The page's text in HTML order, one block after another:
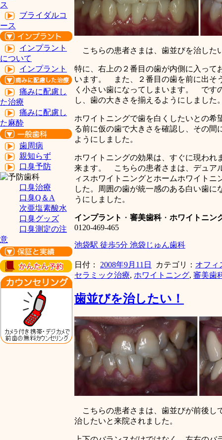
ス
ブライダルコ
ース
インプラント
について
インプラント
痛みに配慮し
た治療
痛みに配慮し
た麻酔
歯周病
親知らず
口臭予防
口臭治療
口臭Q＆A
次亜塩素酸水
口臭グッズ
口臭測定の注
意
こちらの患者さまは、歯並びを治した
特に、右上の２番目の歯が内側に入って
います。 また、２番目の歯を前に出そ
く小さい歯になってしまいます。 です
し、歯の大きさを揃えるようにしました
ホワイトニングで歯を白くしたいとの
る前に仮の歯で大きさを確認し、その
ようにしました。
ホワイトニングの効果は、すぐに現わ
来ます。 こちらの患者さまは、デュア
ィスホワイトニングとホームホワイト
した。周囲の歯が統一感のある白い歯
うにしました。
インプラント ・ 審美歯科・ ホワイトニン
0120-469-465
池袋駅 徒歩5分 池袋じゅん歯科
日付： 2008年9月11日 カテゴリ： オフィ
セラミック治療, ホワイトニング, 審美歯
歯並びを治したい！
こちらの患者さまは、歯並びが前後し
治したいと来院されました。